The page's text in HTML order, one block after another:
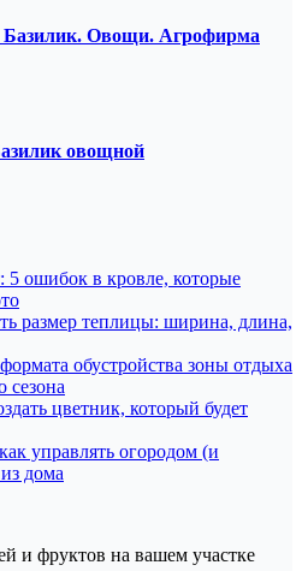
Овощи. Агрофирма
овощной
5 ошибок в кровле, которые
размер теплицы: ширина, длина,
обустройства зоны отдыха
сезона
цветник, который будет
управлять огородом (и
дома
и фруктов на вашем участке